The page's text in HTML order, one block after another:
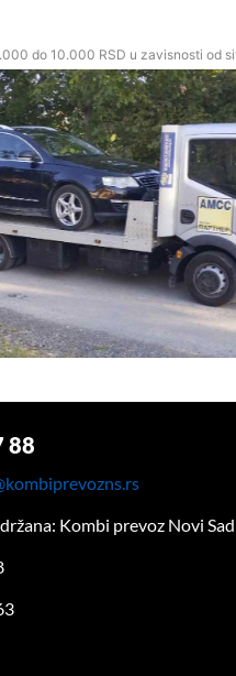
do 10.000 RSD u zavisnosti od
88
Kombi prevoz Novi Sad